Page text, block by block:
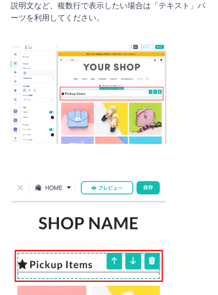
説明文など、複数行で表示したい場合は「テキスト」パ
ーツを利用してください。